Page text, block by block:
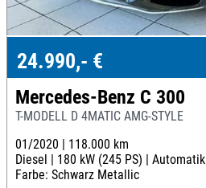
24.990,- €
Mercedes-Benz C 300
T-MODELL D 4MATIC AMG-STYLE
01/2020 | 118.000 km
Diesel | 180 kW (245 PS) | Automatik
Farbe: Schwarz Metallic